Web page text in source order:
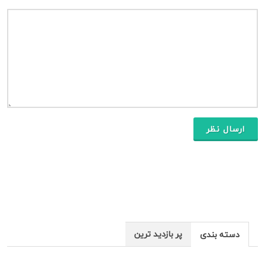
ارسال نظر
دسته بندی پر بازدید ترین